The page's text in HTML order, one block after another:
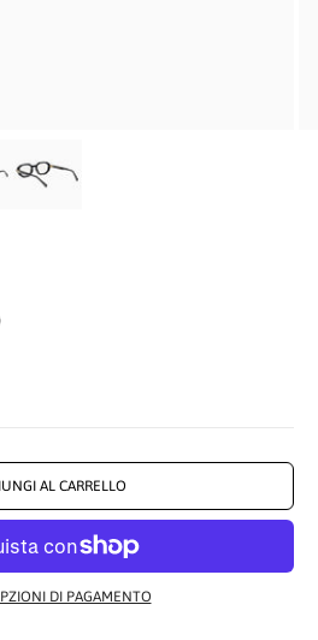
AL CARRELLO
DI PAGAMENTO